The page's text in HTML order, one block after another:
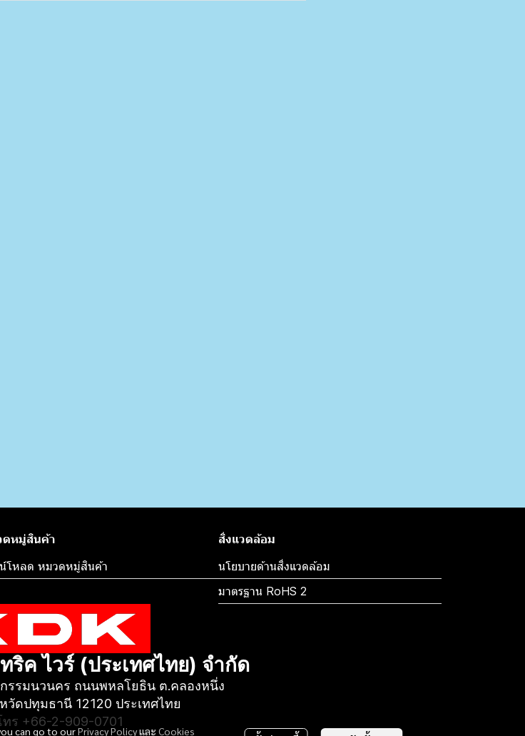
can go to ourPrivacy Policyและ Cookies
ดหมู่สินค้า
โหลด หมวดหมู่สินค้า
สิ่งแวดล้อม
นโยบายด้านสิ่งแวดล้อม
มาตรฐาน RoHS 2
ริค ไวร์ (ประเทศไทย) จำกัด
รรมนวนคร ถนนพหลโยธิน ต.คลองหนึ่ง
วัดปทุมธานี 12120 ประเทศไทย
ทร +66-2-909-0701